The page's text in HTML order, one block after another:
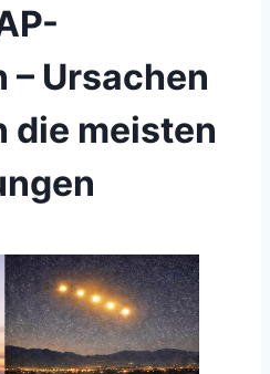
Ursachen
die meisten